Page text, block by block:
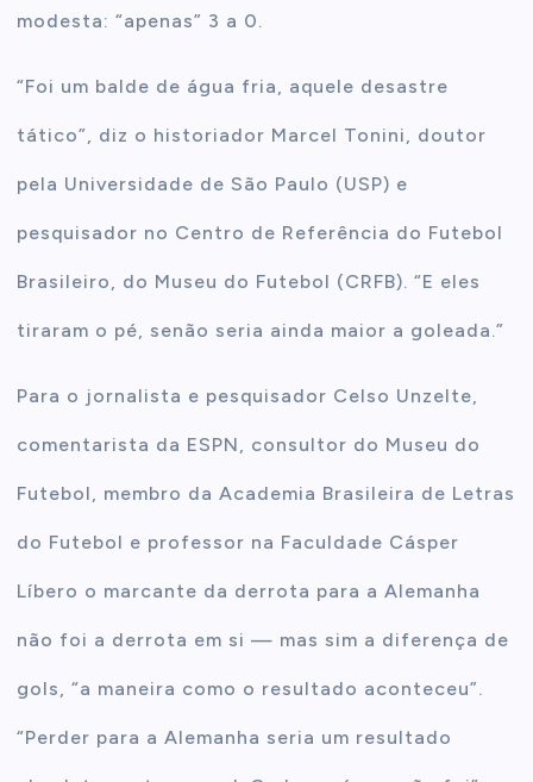
modesta: “apenas” 3 a 0.
“Foi um balde de água fria, aquele desastre
tático”, diz o historiador Marcel Tonini, doutor
pela Universidade de São Paulo (USP) e
pesquisador no Centro de Referência do Futebol
Brasileiro, do Museu do Futebol (CRFB). “E eles
tiraram o pé, senão seria ainda maior a goleada.”
Para o jornalista e pesquisador Celso Unzelte,
comentarista da ESPN, consultor do Museu do
Futebol, membro da Academia Brasileira de Letras
do Futebol e professor na Faculdade Cásper
Líbero o marcante da derrota para a Alemanha
não foi a derrota em si — mas sim a diferença de
gols, “a maneira como o resultado aconteceu”.
“Perder para a Alemanha seria um resultado